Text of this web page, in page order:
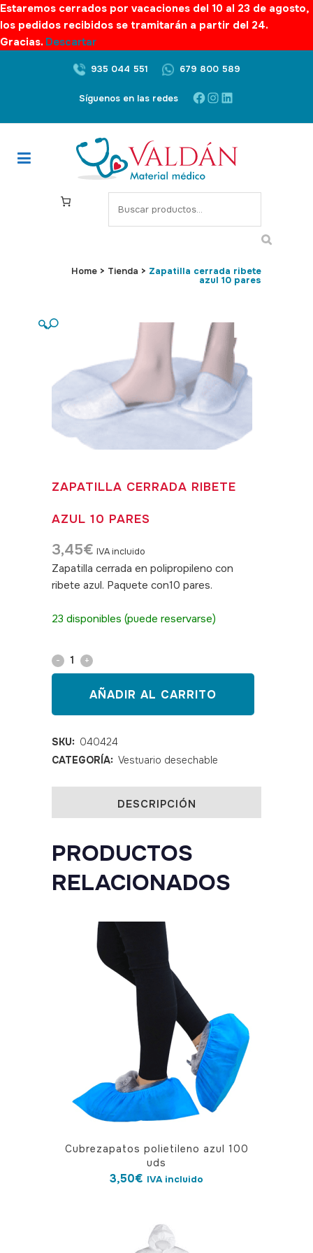
Estaremos cerrados por vacaciones del 10 al 23 de agosto,
los pedidos recibidos se tramitarán a partir del 24.
Gracias. Descartar
935 044 551 679 800 589
Síguenos en las redes Facebook
Instagram
LinkedIn
S
e
c
Home > Tienda > Zapatilla cerrada ribete
azul 10 pares
🔍
ZAPATILLA CERRADA RIBETE
AZUL 10 PARES
3,45€ IVA incluido
Zapatilla cerrada en polipropileno con
ribete azul. Paquete con10 pares.
23 disponibles (puede reservarse)
Zapatilla
ribete
azul
10
pares
quantity
AÑADIR AL CARRITO
SKU: 040424
CATEGORÍA: Vestuario desechable
DESCRIPCIÓN
PRODUCTOS
RELACIONADOS
Cubrezapatos polietileno azul 100
uds
3,50€ IVA incluido